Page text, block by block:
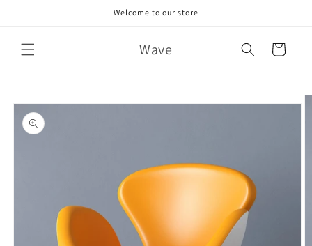
Welcome to our store
Wave Cart
product
information